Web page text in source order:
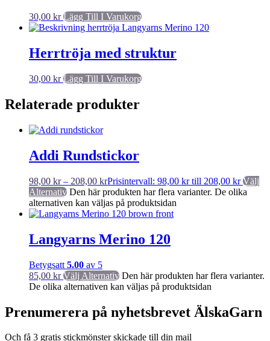
30,00 kr Lägg Till I Varukorg
Herrtröja med struktur
30,00 kr Lägg Till I Varukorg
Relaterade produkter
Addi Rundstickor
98,00 kr – 208,00 krPrisintervall: 98,00 kr till 208,00 kr Välj
Alternativ Den här produkten har flera varianter. De olika
alternativen kan väljas på produktsidan
Langyarns Merino 120
Betygsatt 5.00 av 5
85,00 kr Välj Alternativ Den här produkten har flera varianter.
De olika alternativen kan väljas på produktsidan
Prenumerera på nyhetsbrevet ÄlskaGarn
Och få 3 gratis stickmönster skickade till din mail